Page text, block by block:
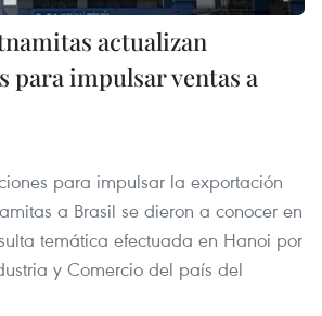
actualizan
para impulsar ventas a
para impulsar la exportación
a Brasil se dieron a conocer en
temática efectuada en Hanoi por
y Comercio del país del